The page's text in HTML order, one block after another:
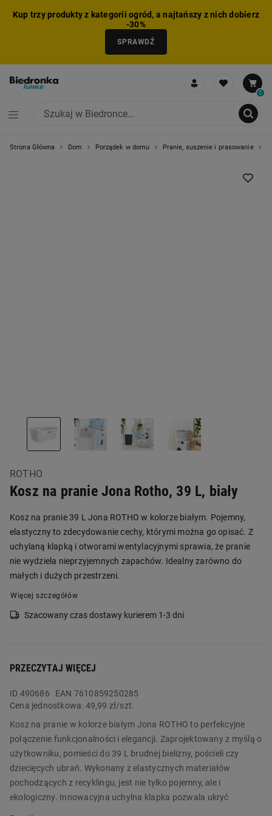
Kup trzy produkty z kategorii ogród, a najtańszy z nich dobierz
-30%
SPRAWDŹ
0
Strona Główna Dom Porządek w domu Pranie, suszenie i prasowanie
ROTHO
Kosz na pranie Jona Rotho, 39 L, biały
Kosz na pranie 39 L Jona ROTHO w kolorze białym. Pojemny,
elastyczny to zdecydowanie cechy, którymi można go opisać. Z
uchylaną klapką i otworami wentylacyjnymi sprawia, że pranie
nie wydziela nieprzyjemnych zapachów. Idealny zarówno do
małych i dużych przestrzeni.
Więcej szczegółów
Szacowany czas dostawy kurierem 1-3 dni
PRZECZYTAJ WIĘCEJ
ID 490686
EAN 7610859250285
Cena jednostkowa: 49,99 zł/szt.
Kosz na pranie w kolorze białym Jona ROTHO to perfekcyjne
połączenie funkcjonalności i elegancji. Zaprojektowany z myślą o
użytkowniku, pomieści do 39 L brudnej bielizny, pościeli czy
dziecięcych ubrań. Wykonany z elastycznych materiałów
pochodzących z recyklingu, jest nie tylko pojemny, ale i
ekologiczny. Innowacyjna uchylna klapka pozwala ukryć